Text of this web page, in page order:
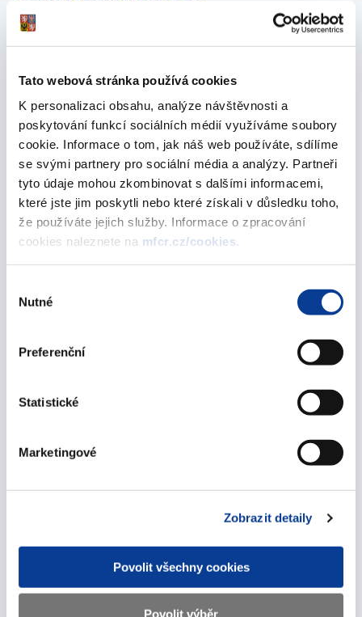
Tato webová stránka používá cookies
K personalizaci obsahu, analýze návštěvnosti a
poskytování funkcí sociálních médií využíváme soubory
cookie. Informace o tom, jak náš web používáte, sdílíme
se svými partnery pro sociální média a analýzy. Partneři
tyto údaje mohou zkombinovat s dalšími informacemi,
které jste jim poskytli nebo které získali v důsledku toho,
že používáte jejich služby. Informace o zpracování
cookies naleznete na mfcr.cz/cookies.
souhlasu
Nutné
Preferenční
Statistické
Marketingové
Zobrazit detaily
Povolit všechny cookies
Povolit výběr
02. ledna 2020
úpisu 1. tranše PROTI-INFLAČNÍHO státního
dluhopisu České republiky, 2020-2026
Oznámení Ministerstva financí o výsledku
úpisu 1. tranše REINVESTIČNÍHO státního
dluhopisu České republiky, 2020-2026
02. ledna 2020
České republiky, 2019-2025
Oznámení Ministerstva financí o výsledku
dluhopisu České republiky, 2019-2025 II
Oznámení Ministerstva financí o výsledku
Oznámení Ministerstva financí o výsledku
úpisu 1. tranše Proti-inflačního státního